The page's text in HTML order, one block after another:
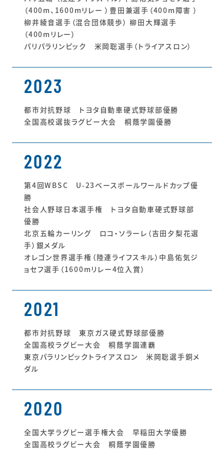
（400m、1600mリレー ）豊田兼選手（400m障害 ）
柳井綾音選手（混合団体競歩） 柳田大輝選手
（400mリレー）
パリパラリンピック 米岡聡選手（トライアスロン）
2023
都市対抗野球 トヨタ自動車硬式野球部優勝
全国高校選抜ラグビー大会 桐蔭学園優勝
2022
第4回WBSC U-23ベースボールワールドカップ優
勝
社会人野球日本選手権 トヨタ自動車硬式野球部
優勝
北京五輪カーリング ロコ・ソラーレ（吉田夕梨花選
手）銀メダル
オレゴン世界選手権（陸連ライフスキル）中島佑気ジ
ョセフ選手（1600mリレー4位入賞）
2021
都市対抗野球 東京ガス硬式野球部優勝
全国高校ラグビー大会 桐蔭学園連覇
東京パラリンピックトライアスロン 米岡聡選手銅メ
ダル
2020
全国大学ラグビー選手権大会 早稲田大学優勝
全国高校ラグビー大会 桐蔭学園優勝